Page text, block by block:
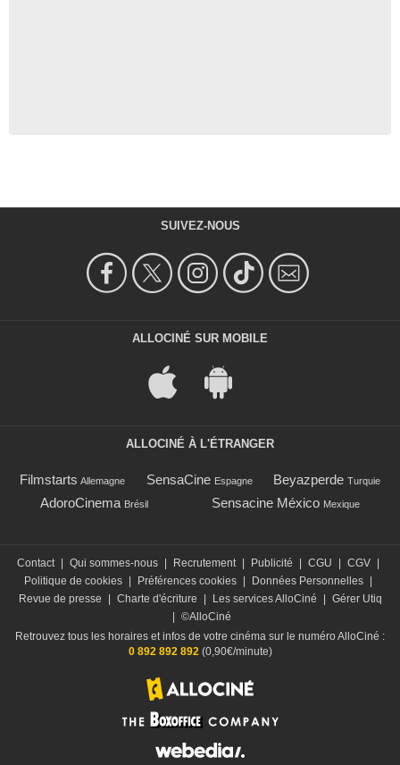
SUIVEZ-NOUS
ALLOCINÉ SUR MOBILE
ALLOCINÉ À L'ÉTRANGER
Filmstarts Allemagne SensaCine Espagne Beyazperde Turquie
AdoroCinema Brésil Sensacine México Mexique
Contact Qui sommes-nous Recrutement Publicité CGU CGV
Politique de cookies
Préférences cookies Données Personnelles
Revue de presse
Charte d'écriture Les services AlloCiné
Gérer Utiq
©AlloCiné
Retrouvez tous les horaires et infos de votre cinéma sur le numéro AlloCiné :
0 892 892 892(0,90€/minute)